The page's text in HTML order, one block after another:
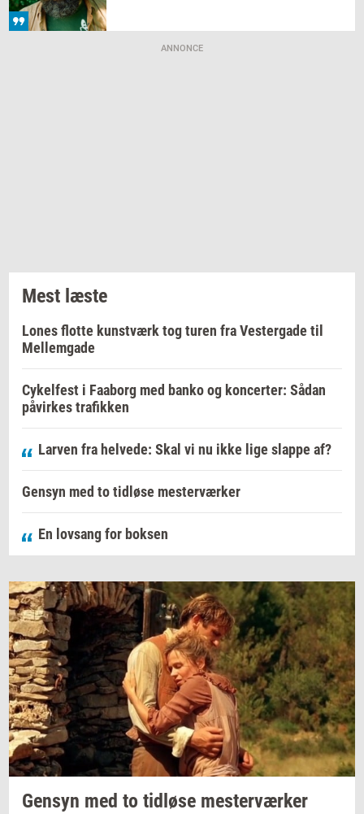
ANNONCE
Mest læste
Lones flotte kunstværk tog turen fra Vestergade til
Mellemgade
Cykelfest i Faaborg med banko og koncerter: Sådan
påvirkes trafikken
Larven fra helvede: Skal vi nu ikke lige slappe af?
Gensyn med to tidløse mesterværker
En lovsang for boksen
Gen­syn med to tid­lø­se mester­vær­ker